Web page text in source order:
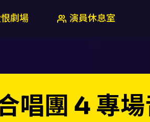
劇場 演員休息室
唱團 4 專